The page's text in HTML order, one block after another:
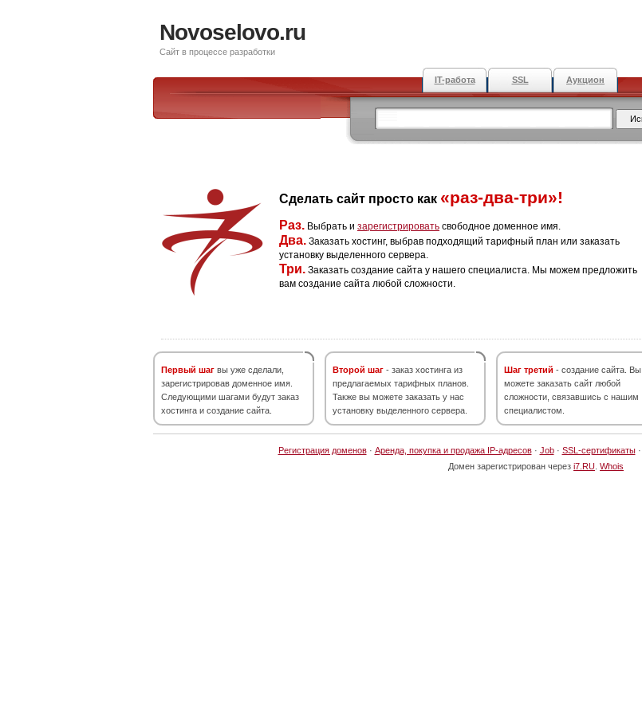
Novoselovo.ru
Сайт в процессе разработки
IT-работа SSL Аукцион
Сделать сайт просто как «раз-два-три»!
Раз. Выбрать и зарегистрировать свободное доменное имя.
Два. Заказать хостинг, выбрав подходящий тарифный план или заказать
установку выделенного сервера.
Три. Заказать создание сайта у нашего специалиста. Мы можем предложить
вам создание сайта любой сложности.
Первый шаг вы уже сделали,
зарегистрировав доменное имя.
Следующими шагами будут заказ
хостинга и создание сайта.
Второй шаг - заказ хостинга из
предлагаемых тарифных планов.
Также вы можете заказать у нас
установку выделенного сервера.
Шаг третий - создание сайта. Вы
можете заказать сайт любой
сложности, связавшись с нашим
специалистом.
Регистрация доменов· Аренда, покупка и продажа IP-адресов· Job· SSL-сертификаты·
Домен зарегистрирован через i7.RU Whois